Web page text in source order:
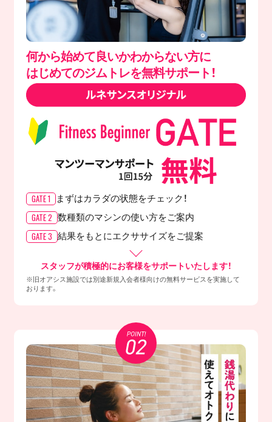
何から始めて良いかわからない方に
はじめてのジムトレを無料サポート！
GATE 1 まずはカラダの状態をチェック！
GATE 2 数種類のマシンの使い方をご案内
GATE 3 結果をもとにエクササイズをご提案
スタッフが積極的にお客様をサポートいたします！
※旧オアシス施設では別途新規入会者様向けの無料サービスを実施して
おります。